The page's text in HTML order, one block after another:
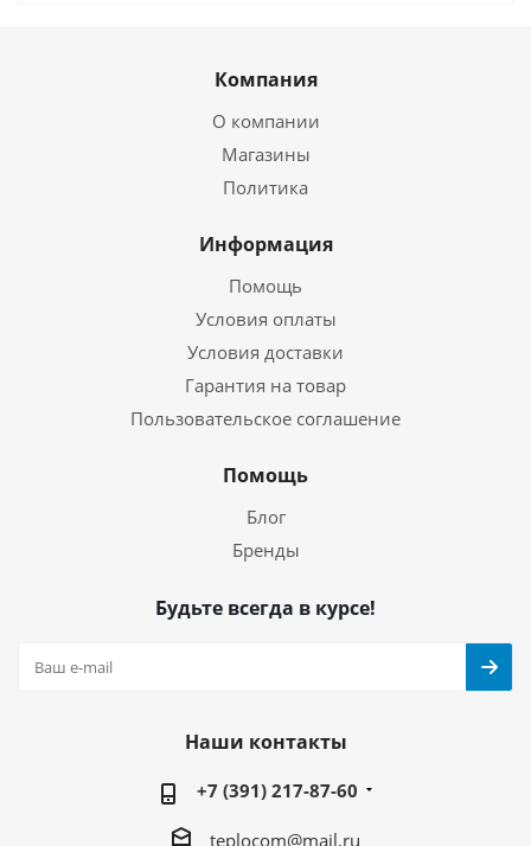
Компания
О компании
Магазины
Политика
Информация
Помощь
Условия оплаты
Условия доставки
Гарантия на товар
Пользовательское соглашение
Помощь
Блог
Бренды
Будьте всегда в курсе!
Наши контакты
+7 (391) 217-87-60
teplocom@mail.ru